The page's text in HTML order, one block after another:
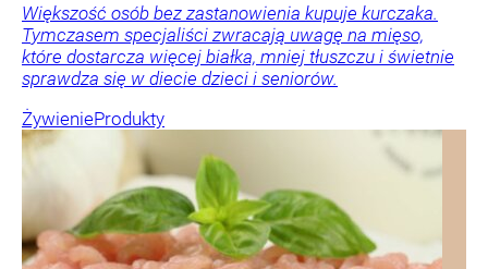
Większość osób bez zastanowienia kupuje kurczaka.
Tymczasem specjaliści zwracają uwagę na mięso,
które dostarcza więcej białka, mniej tłuszczu i świetnie
sprawdza się w diecie dzieci i seniorów.
ŻywienieProdukty